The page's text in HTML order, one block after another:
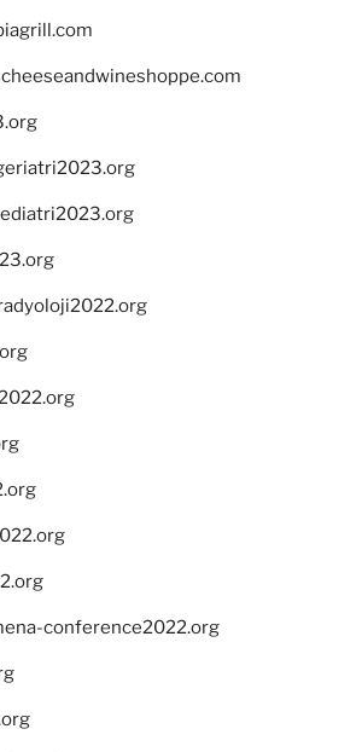
conference2022.org